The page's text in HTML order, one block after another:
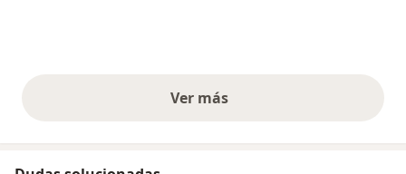
Ver másopiniones anteriores